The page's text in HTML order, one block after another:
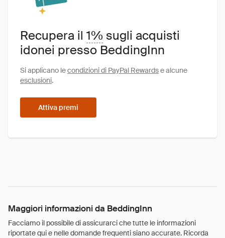
Recupera il 1% sugli acquisti
idonei presso BeddingInn
Si applicano lecondizioni di PayPal Rewardse alcune
esclusioni.
Attiva premi
Maggiori informazioni da BeddingInn
Facciamo il possibile di assicurarci che tutte le informazioni
riportate qui e nelle domande frequenti siano accurate. Ricorda